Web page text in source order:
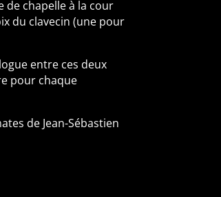
de chapelle à la cour
du clavecin (une pour
entre ces deux
pour chaque
de Jean-Sébastien